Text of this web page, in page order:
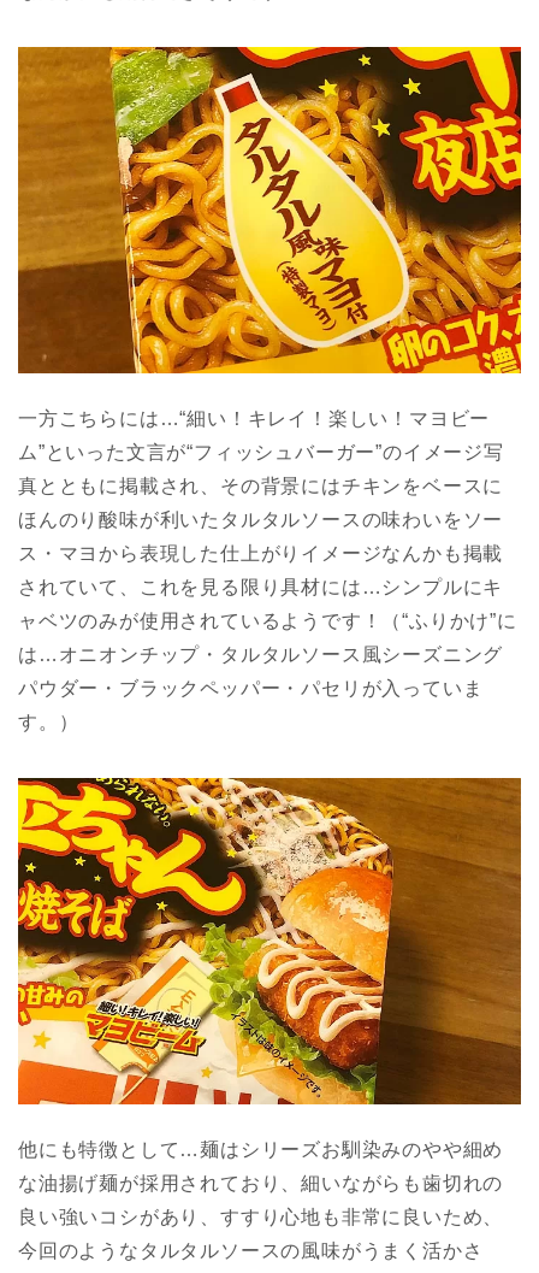
一方こちらには…“細い！キレイ！楽しい！マヨビー
ム”といった文言が“フィッシュバーガー”のイメージ写
真とともに掲載され、その背景にはチキンをベースに
ほんのり酸味が利いたタルタルソースの味わいをソー
ス・マヨから表現した仕上がりイメージなんかも掲載
されていて、これを見る限り具材には…シンプルにキ
ャベツのみが使用されているようです！（“ふりかけ”に
は…オニオンチップ・タルタルソース風シーズニング
パウダー・ブラックペッパー・パセリが入っていま
す。）
他にも特徴として…麺はシリーズお馴染みのやや細め
な油揚げ麺が採用されており、細いながらも歯切れの
良い強いコシがあり、すすり心地も非常に良いため、
今回のようなタルタルソースの風味がうまく活かさ